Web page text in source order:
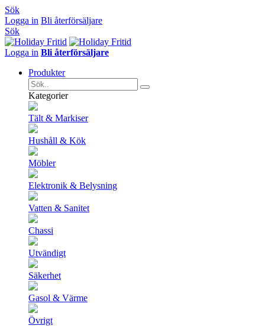
Sök
Logga in Bli återförsäljare
Sök
Logga in Bli återförsäljare
Produkter
Kategorier
Tält & Markiser
Hushåll & Kök
Möbler
Elektronik & Belysning
Vatten & Sanitet
Chassi
Utvändigt
Säkerhet
Gasol & Värme
Övrigt